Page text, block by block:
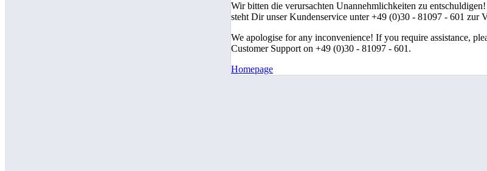
Wir bitten die verursachten Unannehmlichkeiten zu
steht Dir unser Kundenservice unter +49 (0)30 - 81097 - 601 zur
We apologise for any inconvenience! If you require assistance,
Customer Support on +49 (0)30 - 81097 - 601.
Homepage